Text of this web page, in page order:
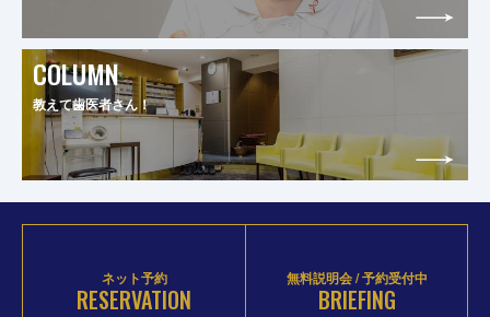
COLUMN
教えて歯医者さん！
ネット予約
RESERVATION
無料説明会 / 予約受付中
BRIEFING